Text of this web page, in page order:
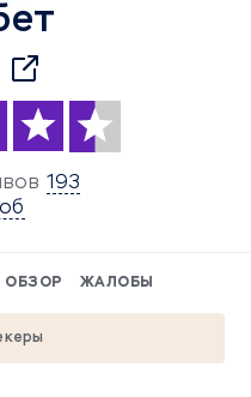
193
ОБЗОР ЖАЛОБЫ